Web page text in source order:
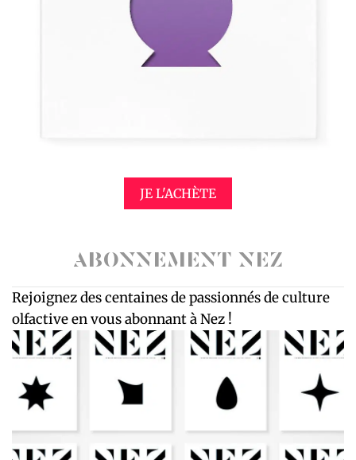
JE L'ACHÈTE
ABONNEMENT NEZ
Rejoignez des centaines de passionnés de culture
olfactive en vous abonnant à Nez !